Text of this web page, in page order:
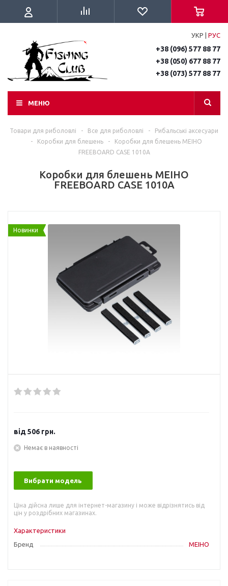
УКР РУС
+38 (096) 577 88 77
+38 (050) 677 88 77
+38 (073) 577 88 77
МЕНЮ
Товари для риболовлі - Все для риболовлі -
Рибальські аксесуари
-
Коробки для блешень -
Коробки для блешень MEIHO
FREEBOARD CASE 1010A
Коробки для блешень MEIHO
FREEBOARD CASE 1010A
Новинки
від506 грн.
Немає в наявності
Вибрати модель
Ціна дійсна лише для інтернет-магазину і може відрізнятись від
цін у роздрібних магазинах.
Характеристики
Бренд
MEIHO